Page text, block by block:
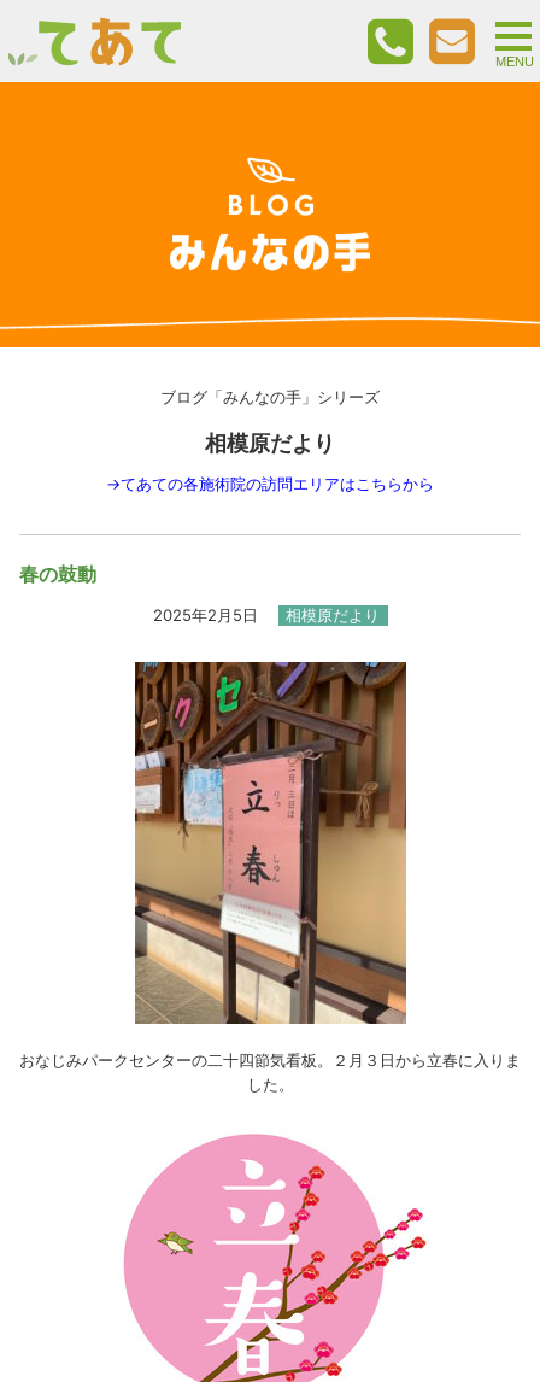
ブログ「みんなの手」シリーズ
相模原だより
→てあての各施術院の訪問エリアはこちらから
春の鼓動
2025年2月5日 相模原だより
おなじみパークセンターの二十四節気看板。２月３日から立春に入りま
した。
MENU